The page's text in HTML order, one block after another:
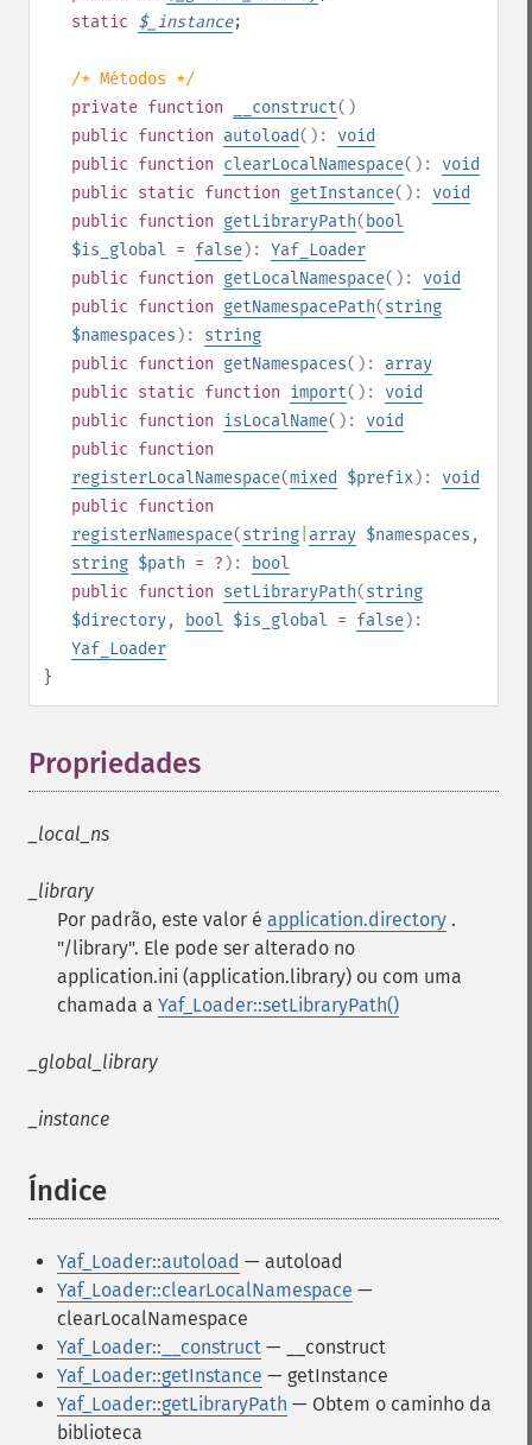
static $_instance;
/* Métodos */
private function __construct()
public function autoload(): void
public function clearLocalNamespace(): void
public static function getInstance(): void
public function getLibraryPath( bool
$is_global = false): Yaf_Loader
public function getLocalNamespace(): void
public function getNamespacePath(string
$namespaces ): string
public function getNamespaces(): array
public static function import(): void
public function isLocalName(): void
public function
registerLocalNamespace(mixed $prefix): void
public function
registerNamespace(string array $namespaces ,
string $path = ? ):
bool
public function setLibraryPath(string
$directory, bool $is_global = false):
Yaf_Loader
}
Propriedades
_local_ns
_library
Por padrão, este valor é application.directory .
"/library". Ele pode ser alterado no
application.ini (application.library) ou com uma
chamada a Yaf_Loader::setLibraryPath()
_global_library
_instance
Índice
Yaf_Loader::autoload — autoload
Yaf_Loader::clearLocalNamespace —
clearLocalNamespace
Yaf_Loader::__construct — __construct
Yaf_Loader::getInstance — getInstance
Yaf_Loader::getLibraryPath — Obtem o caminho da
biblioteca